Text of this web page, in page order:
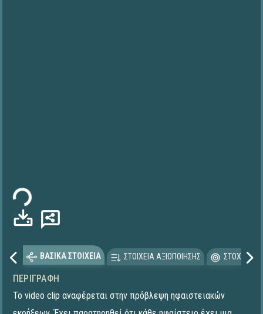
ΒΑΣΙΚΑ ΣΤΟΙΧΕΙΑ ΣΤΟΙΧΕΙΑ ΑΞΙΟΠΟΙΗΣΗΣ
ΠΕΡΙΓΡΑΦΉ
Το video clip αναφέρεται στην πρόβλεψη ηφαιστειακών